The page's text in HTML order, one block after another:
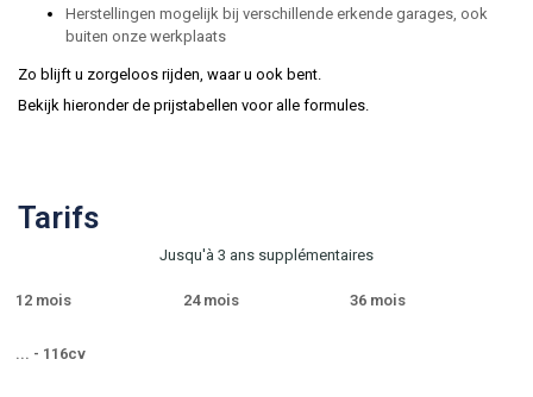
Herstellingen mogelijk bij verschillende erkende garages, ook
buiten onze werkplaats
Zo blijft u zorgeloos rijden, waar u ook bent.
Bekijk hieronder de prijstabellen voor alle formules.
Tarifs
Jusqu'à 3 ans supplémentaires
12 mois 24 mois 36 mois
... - 116cv